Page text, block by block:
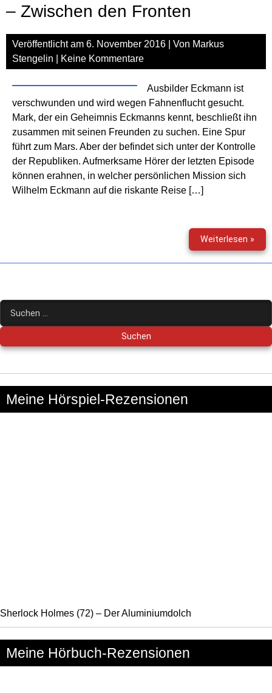
– Zwischen den Fronten
Veröffentlicht am 6. November 2016 | Von Markus
Stengelin
Keine Kommentare
Ausbilder Eckmann ist
verschwunden und wird wegen Fahnenflucht gesucht.
Mark, der ein Geheimnis Eckmanns kennt, beschließt ihn
zusammen mit seinen Freunden zu suchen. Eine Spur
führt zum Mars. Aber der befindet sich unter der Kontrolle
der Republiken. Aufmerksame Hörer der letzten Episode
können erahnen, in welcher persönlichen Mission sich
Wilhelm Eckmann auf die riskante Reise […]
Weiterlesen »
–
–
den
Suchen
nach:
Meine Hörspiel-Rezensionen
Sherlock Holmes (72) – Der Aluminiumdolch
Meine Hörbuch-Rezensionen